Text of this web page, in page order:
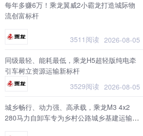
每年多赚6万！乘龙翼威2小霸龙打造城际物
流创富标杆
3511阅读 2026-08-05
同级最轻、能耗最低，乘龙H5超轻版纯电牵
引车树立资源运输新标杆
3529阅读 2026-08-05
城乡畅行、动力强、高承载，乘龙M3 4x2
280马力自卸车专为乡村公路城乡基建运输而